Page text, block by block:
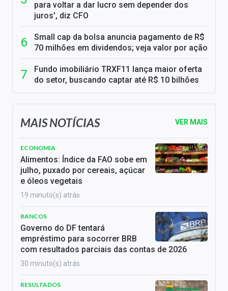
para voltar a dar lucro sem depender dos
juros', diz CFO
Small cap da bolsa anuncia pagamento de R$
70 milhões em dividendos; veja valor por ação
Fundo imobiliário TRXF11 lança maior oferta
do setor, buscando captar até R$ 10 bilhões
MAIS NOTÍCIAS VER MAIS
ECONOMIA
Alimentos: Índice da FAO sobe em
julho, puxado por cereais, açúcar
e óleos vegetais
19 minuto(s) atrás
BANCOS
Governo do DF tentará
empréstimo para socorrer BRB
com resultados parciais das contas de 2026
30 minuto(s) atrás
RESULTADOS